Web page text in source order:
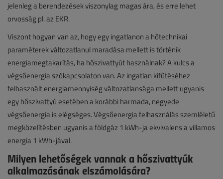
jelenleg a berendezések viszonylag magas ára, és erre lehet
orvosság pl. az EKR.
Viszont hogyan van az, hogy egy ingatlanon a hőtechnikai
paraméterek változatlanul maradása mellett is történik
energiamegtakarítás, ha hőszivattyút használnak? A kulcs a
végsőenergia szókapcsolaton van. Az ingatlan kifűtéséhez
felhasznált energiamennyiség változatlansága mellett ugyanis
egy hőszivattyú esetében a korábbi harmada, negyede
végsőenergia is elégséges. Végsőenergia felhasználás szemléletű
megközelítésben ugyanis a földgáz 1 kWh-ja ekvivalens a villamos
energia 1 kWh-jával.
Milyen lehetőségek vannak a hőszivattyúk
alkalmazásának elszámolására?